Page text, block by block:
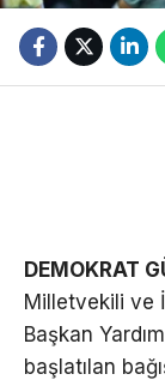
DEMOKRAT
Milletvekili ve
Başkan
başlatılan